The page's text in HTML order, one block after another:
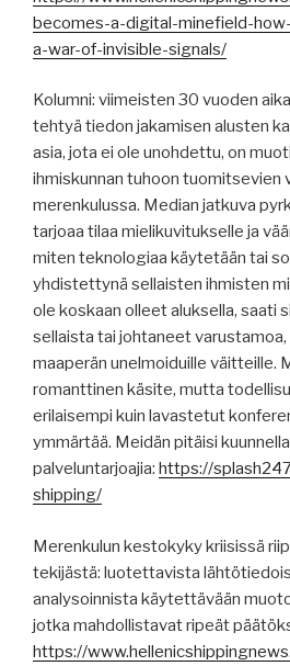
becomes-a-digital-minefield-
a-war-of-invisible-signals/
Kolumni: viimeisten 30 vuoden
tehtyä tiedon jakamisen alusten
asia, jota ei ole unohdettu, on
ihmiskunnan tuhoon tuomitsevien
merenkulussa. Median jatkuva
tarjoaa tilaa mielikuvitukselle ja
miten teknologiaa käytetään tai
yhdistettynä sellaisten ihmisten
ole koskaan olleet aluksella, saati
sellaista tai johtaneet
maaperän unelmoiduille väitteille.
romanttinen käsite, mutta
erilaisempi kuin lavastetut
ymmärtää. Meidän pitäisi
palveluntarjoajia: https://
shipping/
Merenkulun kestokyky kriisissä
tekijästä: luotettavista
analysoinnista käytettävään
jotka mahdollistavat ripeät
https://